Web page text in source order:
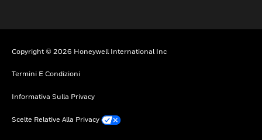
Copyright © 2026 Honeywell International Inc
Termini E Condizioni
Informativa Sulla Privacy
Scelte Relative Alla Privacy